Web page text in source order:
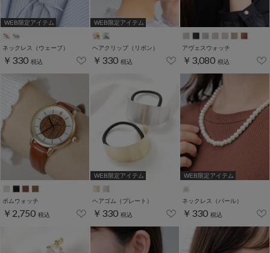
WEB限定アイテム
ネックレス（ウェーブ）
￥330 税込
WEB限定アイテム
ヘアクリップ（リボン）
￥330 税込
アヴェスウォッチ
￥3,080 税込
ポムウォッチ
￥2,750 税込
WEB限定アイテム
ヘアゴム（プレート）
￥330 税込
WEB限定アイテム
ネックレス（パール）
￥330 税込